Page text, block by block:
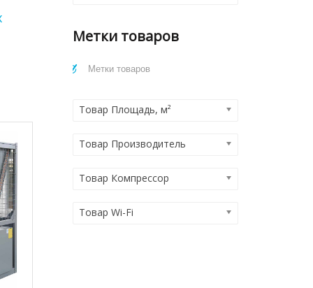
Метки товаров
Товар Площадь, м²
Товар Производитель
Товар Компрессор
Товар Wi-Fi